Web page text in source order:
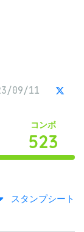
09/11
コンボ
523
スタンプシート